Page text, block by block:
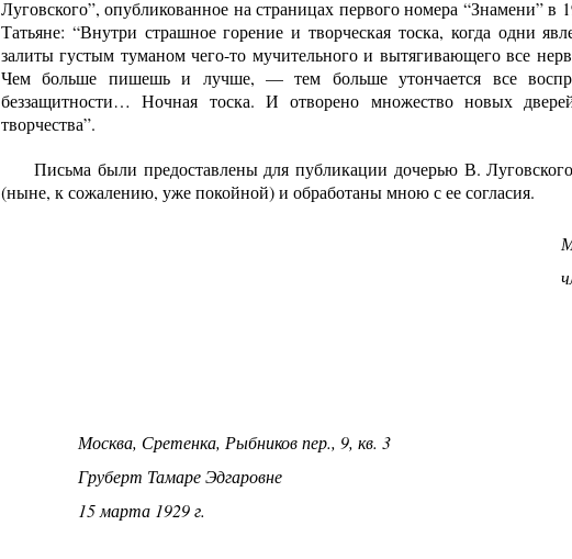
Луговского”, опубликованное на страницах первого номера “Знамени” в
Татьяне: “Внутри страшное горение и творческая тоска, когда одни
залиты густым туманом чего-то мучительного и вытягивающего все
Чем больше пишешь и лучше, — тем больше утончается все
беззащитности… Ночная тоска. И отворено множество новых
творчества”.
Письма были предоставлены для публикации дочерью В.
(ныне, к сожалению, уже покойной) и обработаны мною с ее согласия.
Москва, Сретенка, Рыбников пер., 9, кв. 3
Груберт Тамаре Эдгаровне
15 марта 1929 г.